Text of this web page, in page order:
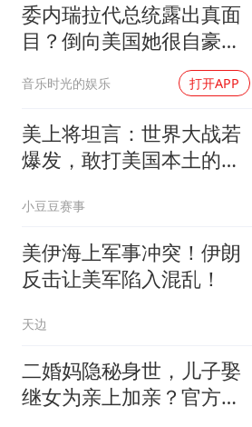
委内瑞拉代总统露出真面
目？倒向美国她很自豪
【独家】7月30号，委代
总统罗德里格斯竟突然开
炮怒点马杜罗，扬言马杜
罗的外交政策简直
音乐时光的娱乐 打开APP
美上将坦言：世界大战若
爆发，敢打美国本土的只
小豆豆赛事
美伊海上军事冲突！伊朗
反击让美军陷入混乱！
天边
二婚妈隐秘身世，儿子娶
继女为亲上加亲？官方怒